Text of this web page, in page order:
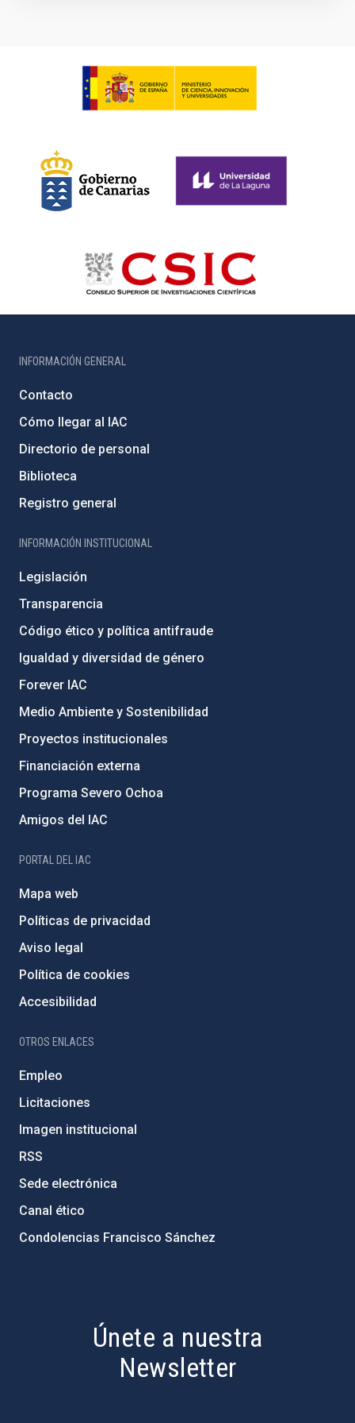
INFORMACIÓN GENERAL
Contacto
Cómo llegar al IAC
Directorio de personal
Biblioteca
Registro general
INFORMACIÓN INSTITUCIONAL
Legislación
Transparencia
Código ético y política antifraude
Igualdad y diversidad de género
Forever IAC
Medio Ambiente y Sostenibilidad
Proyectos institucionales
Financiación externa
Programa Severo Ochoa
Amigos del IAC
PORTAL DEL IAC
Mapa web
Políticas de privacidad
Aviso legal
Política de cookies
Accesibilidad
OTROS ENLACES
Empleo
Licitaciones
Imagen institucional
RSS
Sede electrónica
Canal ético
Condolencias Francisco Sánchez
Únete a nuestra
Newsletter